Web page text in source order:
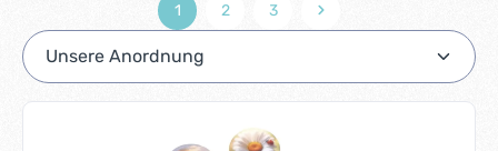
Seite
1
Seite
2
Seite
3